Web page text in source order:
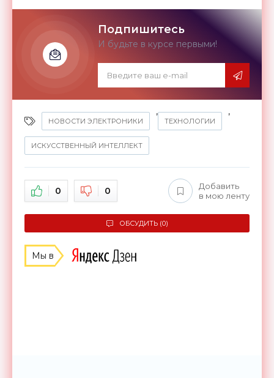
Подпишитесь
И будьте в курсе первыми!
НОВОСТИ ЭЛЕКТРОНИКИ
,
ТЕХНОЛОГИИ
,
ИСКУССТВЕННЫЙ ИНТЕЛЛЕКТ
0 0
Добавить
в мою ленту
ОБСУДИТЬ (0)
Мы в